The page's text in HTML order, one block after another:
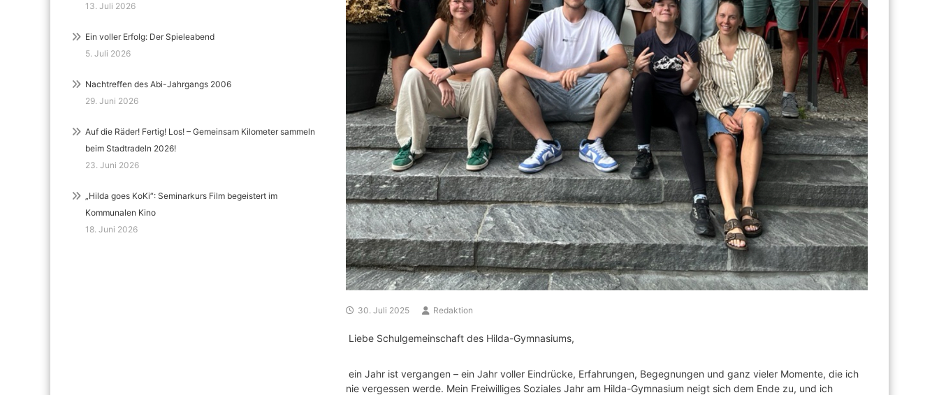
30. Juli 2025 Redaktion
Liebe Schulgemeinschaft des Hilda-Gymnasiums,
ein Jahr ist vergangen – ein Jahr voller Eindrücke, Erfahrungen, Begegnungen und ganz vieler Momente, die ich
nie vergessen werde. Mein Freiwilliges Soziales Jahr am Hilda-Gymnasium neigt sich dem Ende zu, und ich
13. Juli 2026
Ein voller Erfolg: Der Spieleabend
5. Juli 2026
Nachtreffen des Abi-Jahrgangs 2006
29. Juni 2026
Auf die Räder! Fertig! Los! – Gemeinsam Kilometer sammeln
beim Stadtradeln 2026!
23. Juni 2026
„Hilda goes KoKi“: Seminarkurs Film begeistert im
Kommunalen Kino
18. Juni 2026